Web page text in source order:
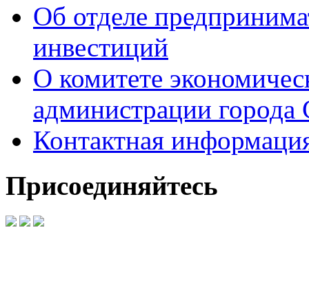
Об отделе
инвестиций
О комитете
администрации города
Контактная
Присоединяйтесь